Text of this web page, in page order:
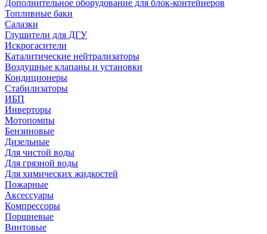
Дополнительное оборудование для блок-контейнеров
Топливные баки
Салазки
Глушители для ДГУ
Искрогасители
Каталитические нейтрализаторы
Воздушные клапаны и установки
Кондиционеры
Стабилизаторы
ИБП
Инверторы
Мотопомпы
Бензиновые
Дизельные
Для чистой воды
Для грязной воды
Для химических жидкостей
Пожарные
Аксессуары
Компрессоры
Поршневые
Винтовые